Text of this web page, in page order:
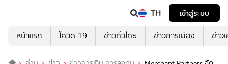
TH
เข้าสู่ระบบ
หน้าแรก
โควิด-19 ข่าวทั่วไทย ข่าวการเมือง ข่าว